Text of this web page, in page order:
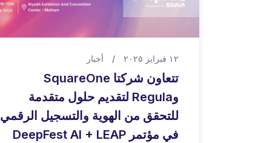
١٢ فبراير ٢٠٢٥ / أخبار
تتعاون شركتا SquareOne
وRegula لتقديم حلول متقدمة
للتحقق من الهوية والتسجيل الرقمي
في مؤتمر DeepFest AI + LEAP